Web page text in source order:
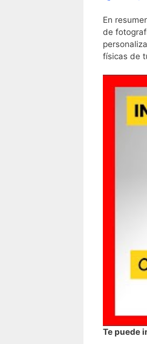
En
de
físicas de
Te puede